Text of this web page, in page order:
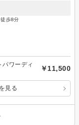
歩8分
ワーディ
￥11,500
見る